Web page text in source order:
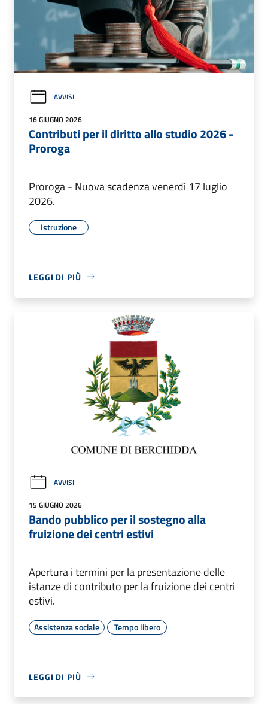
AVVISI
16 GIUGNO 2026
Contributi per il diritto allo studio 2026 -
Proroga
Proroga - Nuova scadenza venerdì 17 luglio
2026.
Istruzione
LEGGI DI PIÙ
AVVISI
15 GIUGNO 2026
Bando pubblico per il sostegno alla
fruizione dei centri estivi
Apertura i termini per la presentazione delle
istanze di contributo per la fruizione dei centri
estivi.
Assistenza sociale Tempo libero
LEGGI DI PIÙ